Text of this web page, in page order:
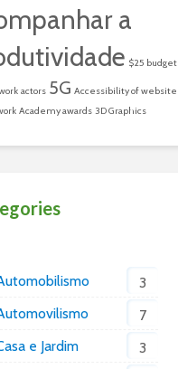
a
$25 budget
actors 5G Accessibility of website
Academy awards 3D Graphics
3
7
e Jardim
3